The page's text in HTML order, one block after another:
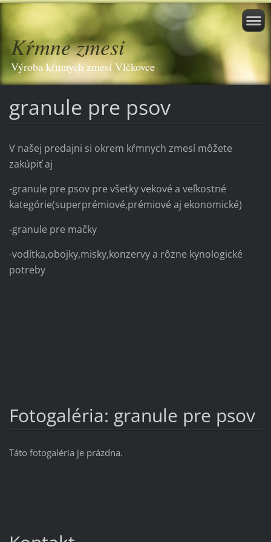
Kŕmne zmesi
Výroba kŕmnych zmesí Vlčkovce
granule pre psov
V našej predajni si okrem kŕmnych zmesí môžete
zakúpiť aj
-granule pre psov pre všetky vekové a veľkostné
kategórie(superprémiové,prémiové aj ekonomické)
-granule pre mačky
-vodítka,obojky,misky,konzervy a rôzne kynologické
potreby
Fotogaléria: granule pre psov
Táto fotogaléria je prázdna.